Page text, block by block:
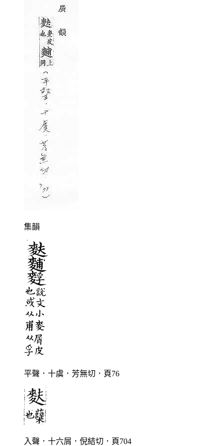
集韻
平聲．十虞．芳無切．頁76
入聲．十六屑．倪結切．頁704